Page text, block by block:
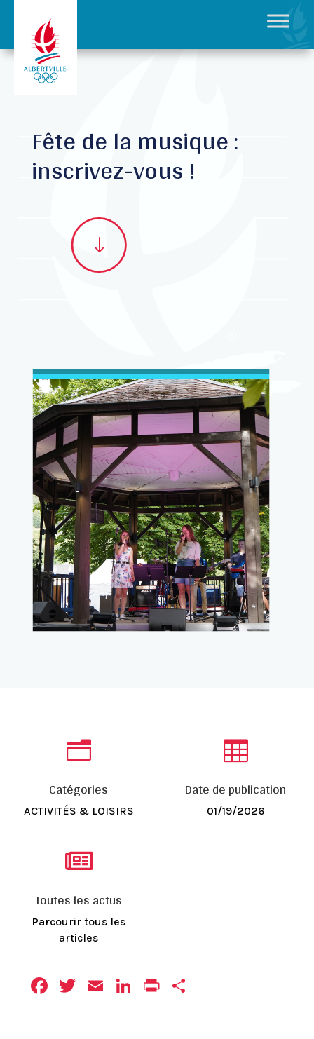
Fête de la musique :
inscrivez-vous !
"
n
Catégories
ACTIVITÉS & LOISIRS

Date de publication
01/19/2026

Toutes les actus
Parcourir tous les
articles
Facebook
Twitter
EmailLinkedIn
Print